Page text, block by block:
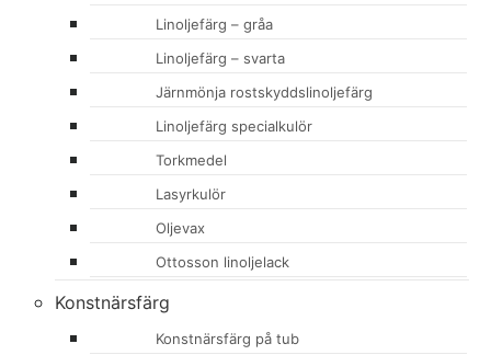
Linoljefärg – gråa
Linoljefärg – svarta
Järnmönja rostskyddslinoljefärg
Linoljefärg specialkulör
Torkmedel
Lasyrkulör
Oljevax
Ottosson linoljelack
Konstnärsfärg
Konstnärsfärg på tub